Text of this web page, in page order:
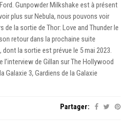
Gunpowder Milkshake est à présent
plus sur Nebula, nous pouvons voir
de la sortie de Thor: Love and Thunder le
retour dans la prochaine suite
la sortie est prévue le 5 mai 2023.
l’interview de Gillan sur The Hollywood
Galaxie 3, Gardiens de la Galaxie
Partager: